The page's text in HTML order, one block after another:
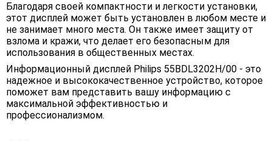
Благодаря своей компактности и легкости установки,
этот дисплей может быть установлен в любом месте и
не занимает много места. Он также имеет защиту от
взлома и кражи, что делает его безопасным для
использования в общественных местах.
Информационный дисплей Philips 55BDL3202H/00 - это
надежное и высококачественное устройство, которое
поможет вам представить вашу информацию с
максимальной эффективностью и
профессионализмом.